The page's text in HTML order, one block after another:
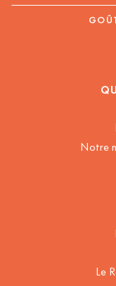
Notre
Le